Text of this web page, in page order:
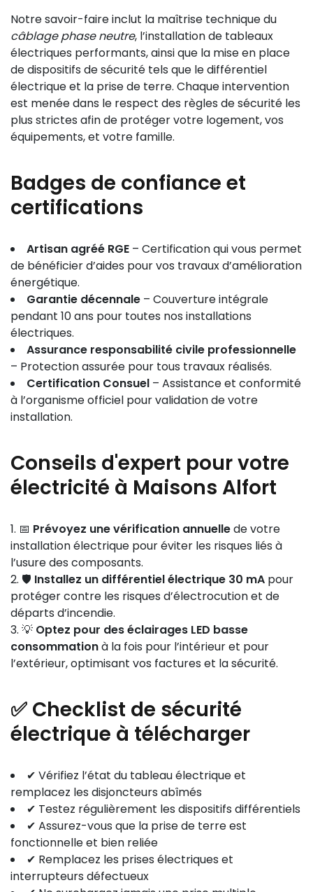
Notre savoir-faire inclut la maîtrise technique du
câblage phase neutre, l’installation de tableaux
électriques performants, ainsi que la mise en place
de dispositifs de sécurité tels que le différentiel
électrique et la prise de terre. Chaque intervention
est menée dans le respect des règles de sécurité les
plus strictes afin de protéger votre logement, vos
équipements, et votre famille.
Badges de confiance et
certifications
Artisan agréé RGE – Certification qui vous permet
de bénéficier d’aides pour vos travaux d’amélioration
énergétique.
Garantie décennale – Couverture intégrale
pendant 10 ans pour toutes nos installations
électriques.
Assurance responsabilité civile professionnelle
– Protection assurée pour tous travaux réalisés.
Certification Consuel – Assistance et conformité
à l’organisme officiel pour validation de votre
installation.
Conseils d'expert pour votre
électricité à Maisons Alfort
📅 Prévoyez une vérification annuellede votre
installation électrique pour éviter les risques liés à
l’usure des composants.
🛡️ Installez un différentiel électrique 30 mA pour
protéger contre les risques d’électrocution et de
départs d’incendie.
💡 Optez pour des éclairages LED basse
consommationà la fois pour l’intérieur et pour
l’extérieur, optimisant vos factures et la sécurité.
✅ Checklist de sécurité
électrique à télécharger
✔ Vérifiez l’état du tableau électrique et
remplacez les disjoncteurs abîmés
✔ Testez régulièrement les dispositifs différentiels
✔ Assurez-vous que la prise de terre est
fonctionnelle et bien reliée
✔ Remplacez les prises électriques et
interrupteurs défectueux